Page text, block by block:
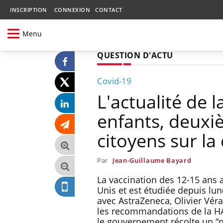
INSCRIPTION CONNEXION CONTACT
Menu
QUESTION D'ACTU
Covid-19
L'actualité de
enfants,
citoyens sur la
Par Jean-Guillaume Bayard
La vaccination des 12-15
Unis et est étudiée depuis
avec AstraZeneca, Olivier
les recommandations de la